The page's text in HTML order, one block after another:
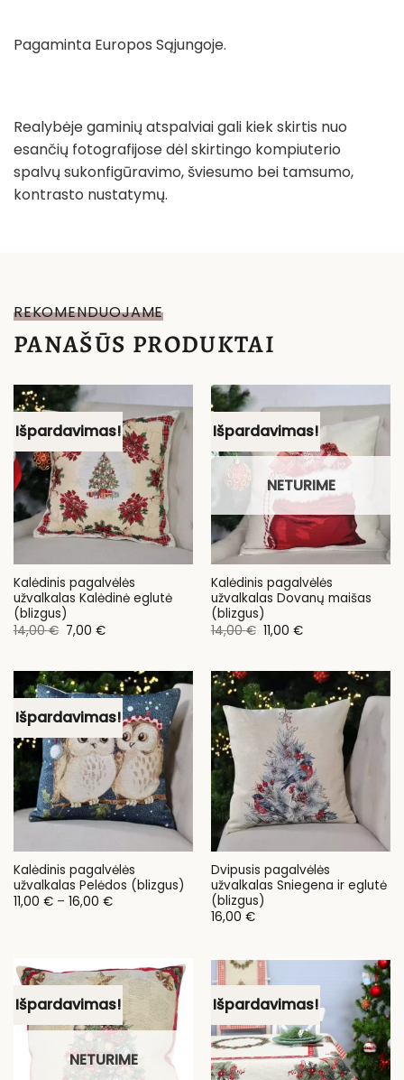
Pagaminta Europos Sąjungoje.
Realybėje gaminių atspalviai gali kiek skirtis nuo
esančių fotografijose dėl skirtingo kompiuterio
spalvų sukonfigūravimo, šviesumo bei tamsumo,
kontrasto nustatymų.
REKOMENDUOJAME
PANAŠŪS PRODUKTAI
Išpardavimas!
Kalėdinis pagalvėlės
užvalkalas Kalėdinė eglutė
(blizgus)
14,00€ Original
price
7,00 €Current
Išpardavimas!
NETURIME
Kalėdinis pagalvėlės
užvalkalas Dovanų maišas
(blizgus)
14,00€ Original
price
11,00 €Current
Išpardavimas!
Kalėdinis pagalvėlės
užvalkalas Pelėdos (blizgus)
11,00 € – 16,00 €Price
Dvipusis pagalvėlės
užvalkalas Sniegena ir eglutė
(blizgus)
16,00 €
Išpardavimas!
NETURIME
Išpardavimas!